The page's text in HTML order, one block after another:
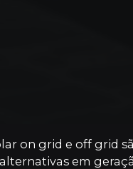
on grid e off grid
em